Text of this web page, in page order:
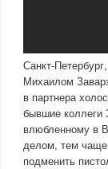
Санкт-
Михаилом
в партнера
бывшие коллеги
влюбленному в
делом, тем чаще
подменить